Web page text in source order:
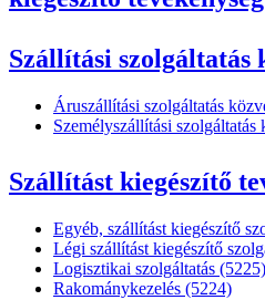
Szállítási szolgáltatás
Áruszállítási szolgáltatás
Személyszállítási szolgáltatás
Szállítást kiegészítő
Egyéb, szállítást kiegészítő
Légi szállítást kiegészítő
Logisztikai szolgáltatás (5225)
Rakománykezelés (5224)